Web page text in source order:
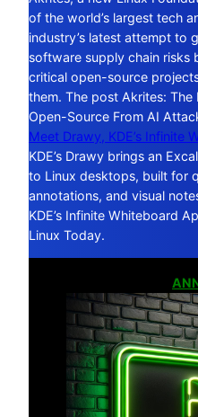
of the world’s largest tech
industry’s latest attempt to
software supply chain risks
critical open-source
them. The post Akrites:
Open-Source From AI
Meet Drawy, KDE’s Infinite
KDE’s Drawy brings an
to Linux desktops, built for
annotations, and visual
KDE’s Infinite Whiteboard
Linux Today.